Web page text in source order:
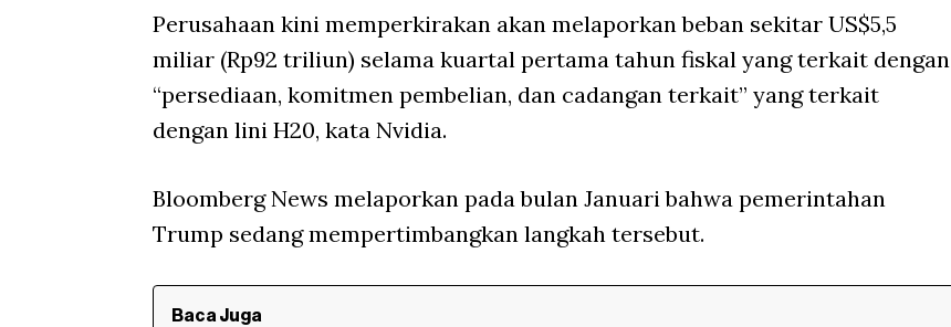
Perusahaan kini memperkirakan akan melaporkan beban sekitar US$5,5
miliar (Rp92 triliun) selama kuartal pertama tahun fiskal yang terkait dengan
“persediaan, komitmen pembelian, dan cadangan terkait” yang terkait
dengan lini H20, kata Nvidia.
Bloomberg News melaporkan pada bulan Januari bahwa pemerintahan
Trump sedang mempertimbangkan langkah tersebut.
Baca Juga